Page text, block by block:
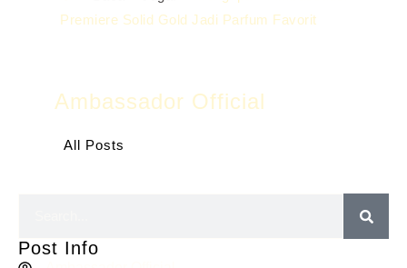
Premiere Solid Gold Jadi Parfum Favorit
Ambassador Official
All Posts
Post Info